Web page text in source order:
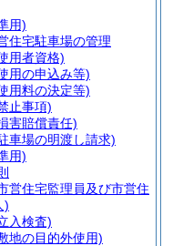
用)
住宅駐車場の管理
用者資格)
用の申込み等)
用料の決定等)
止事項)
害賠償責任)
車場の明渡し請求)
用)
営住宅監理員及び市営住
)
入検査)
地の目的外使用)